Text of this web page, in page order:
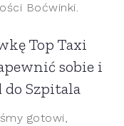
Boćwinki.
Top Taxi
sobie i
Szpitala
gotowi,